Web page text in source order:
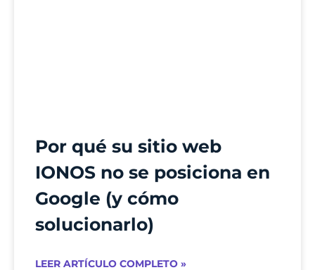
Por qué su sitio web
IONOS no se posiciona en
Google (y cómo
solucionarlo)
LEER ARTÍCULO COMPLETO »